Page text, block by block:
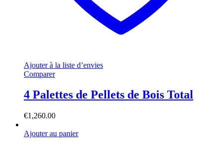
Ajouter à la liste d’envies
Comparer
4 Palettes de Pellets de Bois Total
€1,260.00
Ajouter au panier